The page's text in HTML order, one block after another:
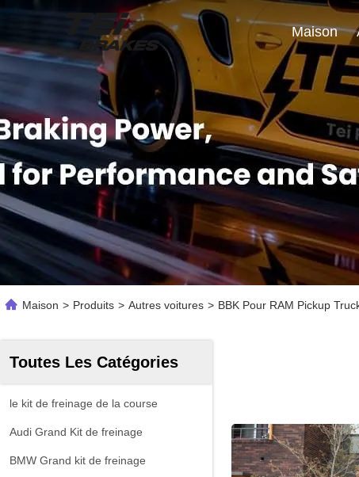
Maison
Maison > Produits > Autres voitures > BBK Pour RAM Pickup
Toutes Les Catégories
le kit de freinage de la course
Audi Grand Kit de freinage
BMW Grand kit de freinage